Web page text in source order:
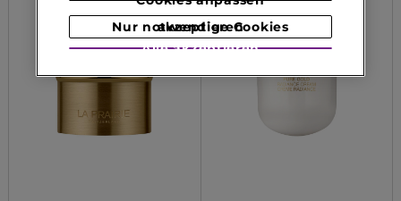
Nur notwendige Cookies akzeptieren
Alle akzeptieren